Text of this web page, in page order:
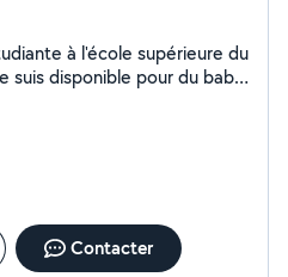
Contacter